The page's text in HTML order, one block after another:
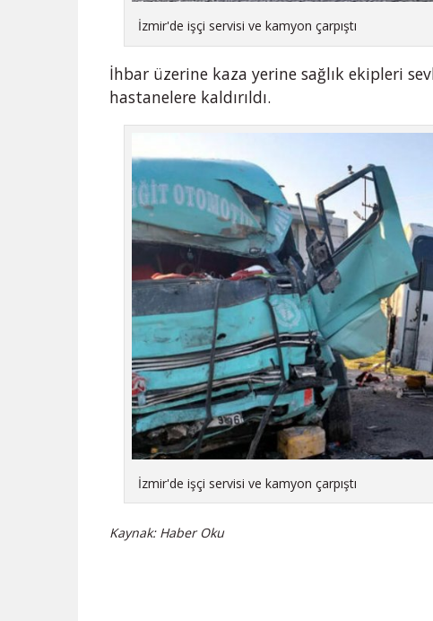
İzmir'de işçi servisi ve kamyon çarpıştı
İhbar üzerine kaza yerine sağlık ekipleri
hastanelere kaldırıldı.
İzmir'de işçi servisi ve kamyon çarpıştı
Kaynak: Haber Oku